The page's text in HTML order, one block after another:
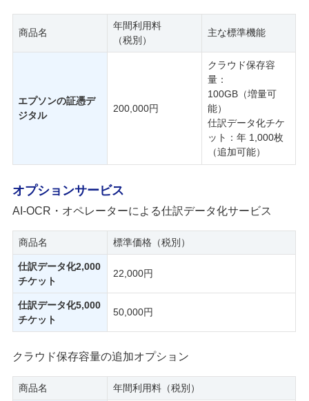
商品名
年間利用料
（税別）
主な標準機能
エプソンの証憑デ
ジタル
200,000円
クラウド保存容
量：
100GB（増量可
能）
仕訳データ化チケ
ット：年 1,000枚
（追加可能）
オプションサービス
AI-OCR・オペレーターによる仕訳データ化サービス
商品名 標準価格（税別）
仕訳データ化2,000
チケット
22,000円
仕訳データ化5,000
チケット
50,000円
クラウド保存容量の追加オプション
商品名 年間利用料（税別）